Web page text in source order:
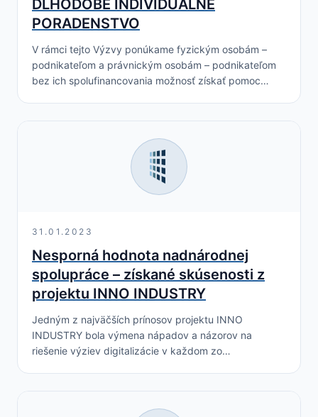
DLHODOBÉ INDIVIDUÁLNE
PORADENSTVO
V rámci tejto Výzvy ponúkame fyzickým osobám –
podnikateľom a právnickým osobám – podnikateľom
bez ich spolufinancovania možnosť získať pomoc
31.01.2023
Nesporná hodnota nadnárodnej
spolupráce – získané skúsenosti z
projektu INNO INDUSTRY
Jedným z najväčších prínosov projektu INNO
INDUSTRY bola výmena nápadov a názorov na
riešenie výziev digitalizácie v každom zo